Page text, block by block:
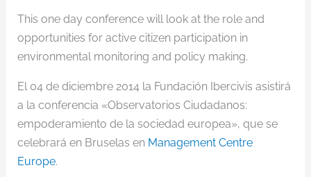
This one day conference will look at the role and
opportunities for active citizen participation in
environmental monitoring and policy making.
El 04 de diciembre 2014 la Fundación Ibercivis asistirá
a la conferencia «Observatorios Ciudadanos:
empoderamiento de la sociedad europea», que se
celebrará en Bruselas en Management Centre
Europe.